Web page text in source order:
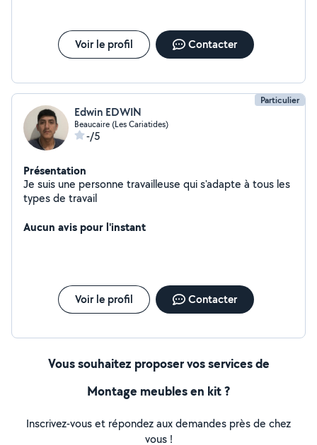
Voir le profil Contacter
Particulier
Edwin EDWIN
Beaucaire (Les Cariatides)
-/5
Présentation
Je suis une personne travailleuse qui s'adapte à tous les
types de travail
Aucun avis pour l'instant
Voir le profil Contacter
Vous souhaitez proposer vos services de
Montage meubles en kit ?
Inscrivez-vous et répondez aux demandes près de chez
vous !